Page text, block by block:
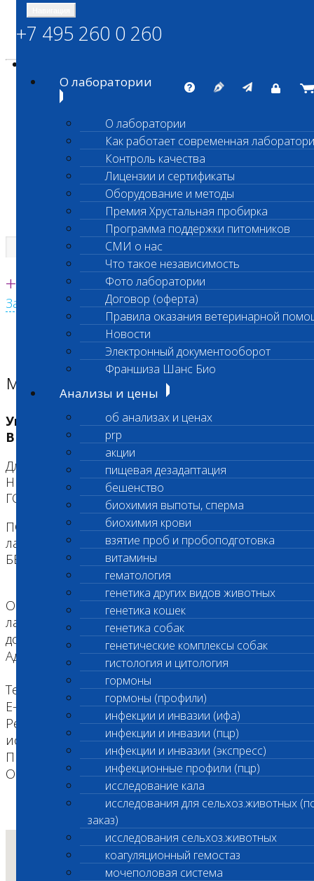
ШАНС БИО
Независимая ветеринарная лаборатория
Единая круглосуточная справочная
+7 495 260 0 260
Заказать звонок с сайта
+7 495 260 0 260
О лаборатории
О лаборатории
Как работает современная
Контроль качества
Лицензии и сертификаты
Оборудование и методы
Премия Хрустальная пробирка
Программа поддержки питомников
СМИ о нас
Что такое независимость
Фото лаборатории
Договор (оферта)
Правила оказания ветеринарной
Новости
Электронный документооборот
Франшиза Шанс Био
Анализы и цены
об анализах и ценах
prp
акции
пищевая дезадаптация
бешенство
биохимия выпоты, сперма
биохимия крови
взятие проб и пробоподготовка
витамины
гематология
генетика других видов животных
генетика кошек
генетика собак
генетические комплексы собак
гистология и цитология
гормоны
гормоны (профили)
инфекции и инвазии (ифа)
инфекции и инвазии (пцр)
инфекции и инвазии (экспресс)
инфекционные профили (пцр)
исследование кала
исследования для сельхоз.животных
заказ)
исследования сельхоз.животных
коагуляционный гемостаз
мочеполовая система
Главная страница
Адреса лабораторий
Адреса лабораторий
м. "Нагорная"
Уважаемые посетители! Обратите
ВНИМАНИЕ!
Для Въезда на территорию БЕСПЛАТНО,
НЕОБХОДИМО ПОЛУЧИТЬ НА РЕСЕПШЕНЕ
ГОСТеВУЮ КАРТУ.
ПО ней ВЫ МОЖЕТЕ находиться на территории
лаборатории неограниченное время
БЕСПЛАТНО!
Область деятельности: Центральная
лаборатория / Экспресс исследования / Банк
донорской крови / Санитарный перерыв
Адрес: Электролитный проезд, дом 3 стр. 12
Телефон: +7 (495) 260-0-260
E-mail: vetlab@vetlab.ru
Режим работы: Прием анализов и экспресс-
исследования Круглосуточно, САНИТАРНЫЙ
ПЕРЕРЫВ с 9:00 до 10:00
Оплата VISA/MASTERCARD: Да